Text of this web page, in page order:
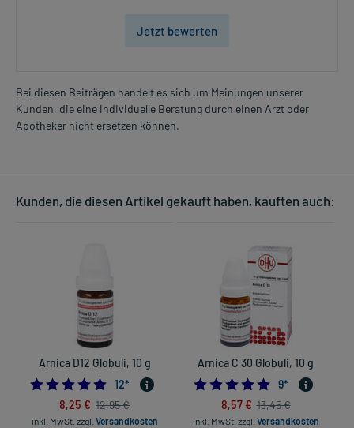
Jetzt bewerten
Bei diesen Beiträgen handelt es sich um Meinungen unserer
Kunden, die eine individuelle Beratung durch einen Arzt oder
Apotheker nicht ersetzen können.
Kunden, die diesen Artikel gekauft haben, kauften auch:
Arnica D12 Globuli, 10 g
5.0
12*
8,25 € 12,95 €
inkl. MwSt. zzgl. Versandkosten
Arnica C 30 Globuli, 10 g
9*
8,57 € 13,45 €
inkl. MwSt. zzgl. Versandkosten